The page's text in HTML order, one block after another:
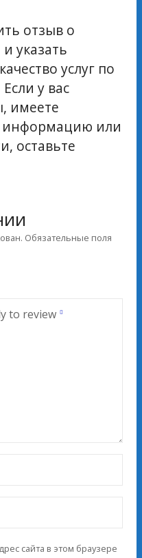
отзыв о
указать
услуг по
у вас
имеете
информацию или
оставьте
Обязательные поля
to review
сайта в этом браузере